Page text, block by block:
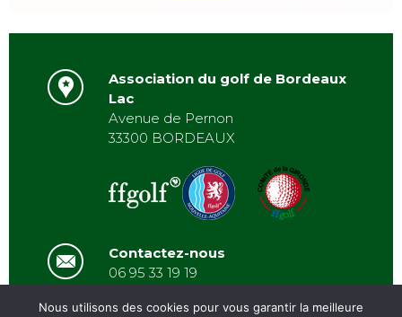
Association du golf de Bordeaux
Lac
Avenue de Pernon
33300 BORDEAUX
Contactez-nous
06 95 33 19 19
Nous utilisons des cookies pour vous garantir la meilleure